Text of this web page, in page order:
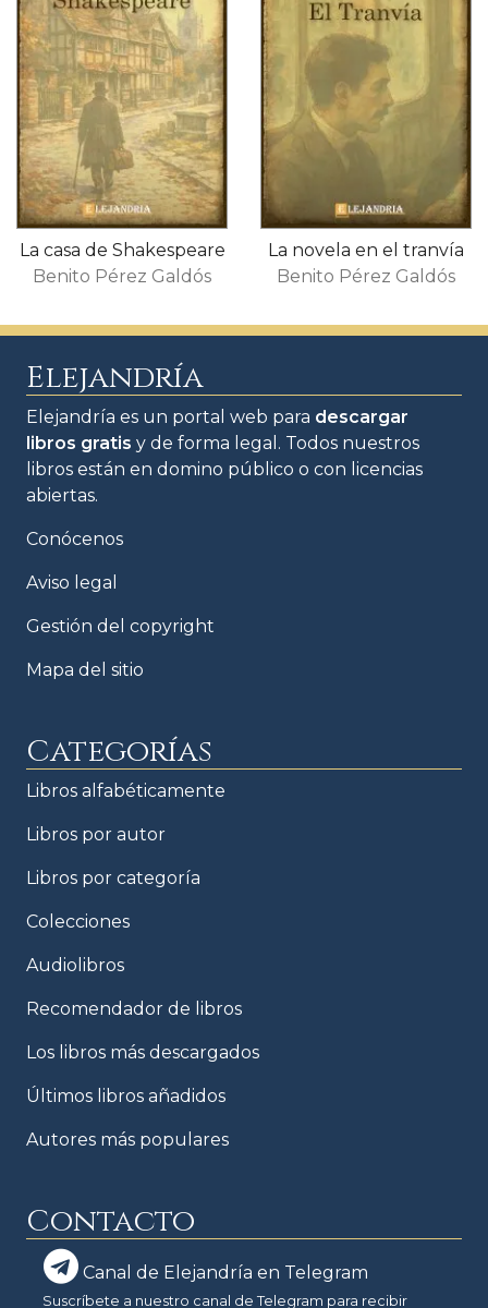
La casa de Shakespeare
Benito Pérez Galdós
La novela en el tranvía
Benito Pérez Galdós
Elejandría
Elejandría es un portal web para descargar
libros gratis y de forma legal. Todos nuestros
libros están en domino público o con licencias
abiertas.
Conócenos
Aviso legal
Gestión del copyright
Mapa del sitio
Categorías
Libros alfabéticamente
Libros por autor
Libros por categoría
Colecciones
Audiolibros
Recomendador de libros
Los libros más descargados
Últimos libros añadidos
Autores más populares
Contacto
Canal de Elejandría en Telegram
Suscríbete a nuestro canal de Telegram para recibir